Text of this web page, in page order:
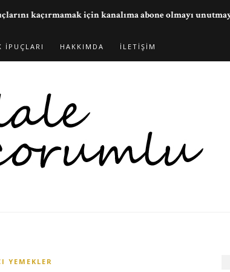
İPUÇLARI HAKKIMDA İLETIŞIM
YEMEKLER
kaçırmamak için kanalıma abone olmayı